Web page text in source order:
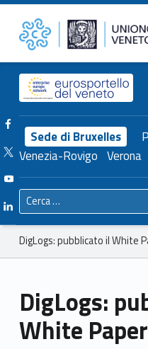
DigLogs: pubblicato il White Paper del progetto – Unioncamere del Veneto
Header info sidebar
Sede di Bruxelles
Venezia-Rovigo Verona
Facebook Unioncamere Veneto
Twitter Unioncamere Veneto
Youtube Unioncamere Veneto
Linkedin Unioncamere Veneto
Ricerca per:
Breadcrumbs navigation
DigLogs: pubblicato il White
DigLogs: pubblicato il
White